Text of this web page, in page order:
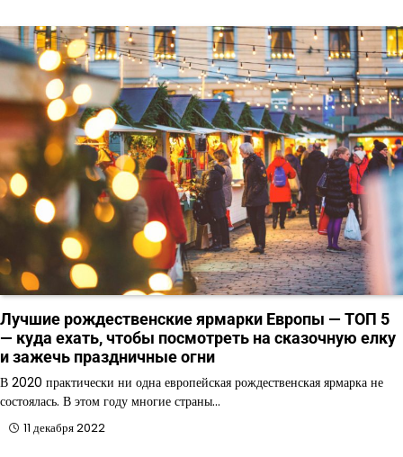
Лучшие рождественские ярмарки Европы — ТОП 5
— куда ехать, чтобы посмотреть на сказочную елку
и зажечь праздничные огни
В 2020 практически ни одна европейская рождественская ярмарка не
состоялась. В этом году многие страны…
11 декабря 2022